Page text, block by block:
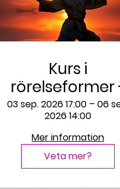
Kurs i
rörelseformer -
hämtade
essensen av Tai
chi och
Zenmeditation
03 sep. 2026 17:00 – 06
2026 14:00
Mer information
Veta mer?